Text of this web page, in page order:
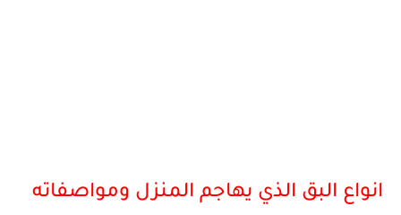
انواع البق الذي يهاجم المنزل ومواصفاته